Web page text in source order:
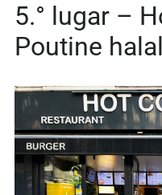
5.° lugar –
Poutine